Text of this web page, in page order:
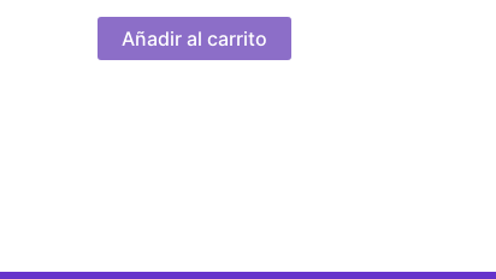
Añadir al carrito